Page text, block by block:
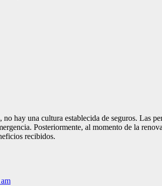
no hay una cultura establecida de seguros. Las
Posteriormente, al momento de la
recibidos.